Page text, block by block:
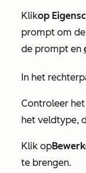
Klikop
prompt om de
de prompt en
In het
Controleer
het veldtype,
Klik op
te brengen.